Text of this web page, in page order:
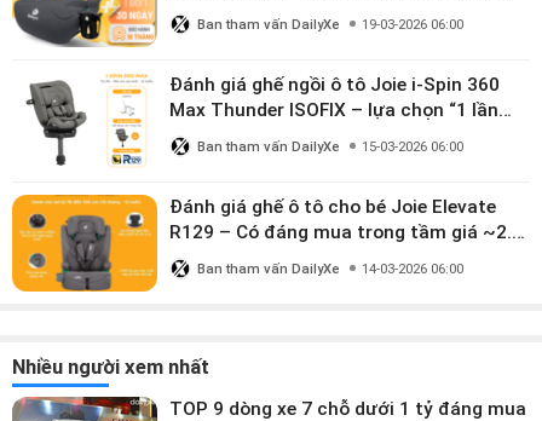
mua?
Ban tham vấn DailyXe 19-03-2026 06:00
Đánh giá ghế ngồi ô tô Joie i-Spin 360
Max Thunder ISOFIX – lựa chọn “1 lần
dùng đến 12 năm” có đáng giá gần 9
triệu?
Ban tham vấn DailyXe 15-03-2026 06:00
Đánh giá ghế ô tô cho bé Joie Elevate
R129 – Có đáng mua trong tầm giá ~2.8
triệu?
Ban tham vấn DailyXe 14-03-2026 06:00
Nhiều người xem nhất
TOP 9 dòng xe 7 chỗ dưới 1 tỷ đáng mua